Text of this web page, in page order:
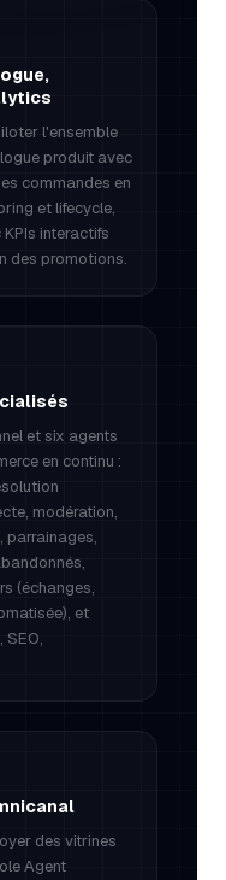
l'ensemble
produit avec
commandes en
et lifecycle,
interactifs
des promotions.
et six agents
en continu :
modération,
parrainages,
(échanges,
et
SEO,
des vitrines
Agent